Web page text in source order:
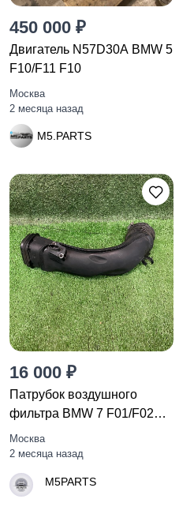
450 000 ₽
Двигатель N57D30A BMW 5
F10/F11 F10
Москва
2 месяца назад
M5.PARTS
16 000 ₽
Патрубок воздушного
фильтра BMW 7 F01/F02
F01 2010
Москва
2 месяца назад
M5PARTS